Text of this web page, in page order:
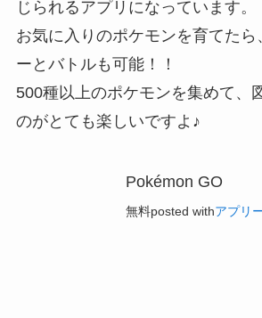
じられるアプリになっています。
お気に入りのポケモンを育てたら
ーとバトルも可能！！
500種以上のポケモンを集めて、
のがとても楽しいですよ♪
Pokémon GO
無料posted withアプリ